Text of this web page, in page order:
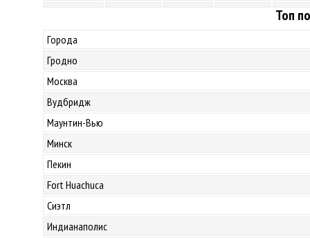
Топ
Города
Гродно
Москва
Вудбридж
Маунтин-Вью
Минск
Пекин
Fort Huachuca
Сиэтл
Индианаполис